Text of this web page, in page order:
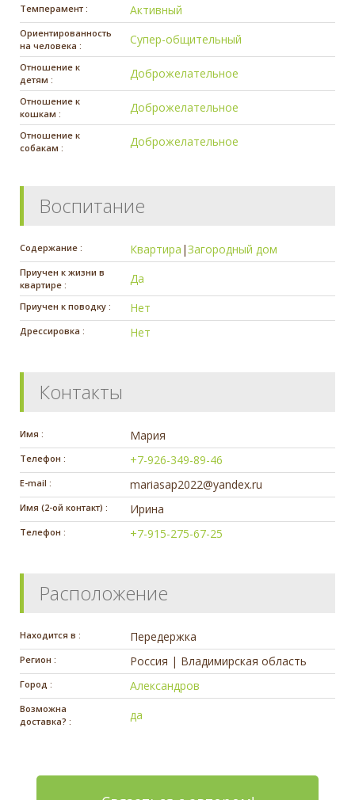
Темперамент : Активный
Ориентированность
на человека :
Супер-общительный
Отношение к
детям :
Доброжелательное
Отношение к
кошкам :
Доброжелательное
Отношение к
собакам :
Доброжелательное
Воспитание
Содержание : Квартира |Загородный дом
Приучен к жизни в
квартире :
Да
Приучен к поводку : Нет
Дрессировка : Нет
Контакты
Имя : Мария
Телефон : +7-926-349-89-46
E-mail : mariasap2022@yandex.ru
Имя (2-ой контакт) : Ирина
Телефон : +7-915-275-67-25
Расположение
Находится в : Передержка
Регион : Россия | Владимирская область
Город : Александров
Возможна
доставка? :
да